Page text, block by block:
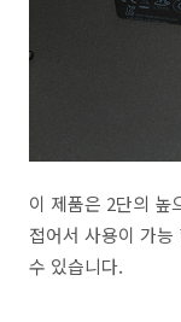
이 제품은 2단의 높
접어서 사용이 가
수 있습니다.